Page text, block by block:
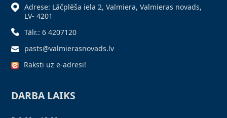
Adrese: Lāčplēša iela 2, Valmiera, Valmieras novads,
LV- 4201
Tālr.: 6 4207120
pasts@valmierasnovads.lv
Raksti uz e-adresi!
DARBA LAIKS